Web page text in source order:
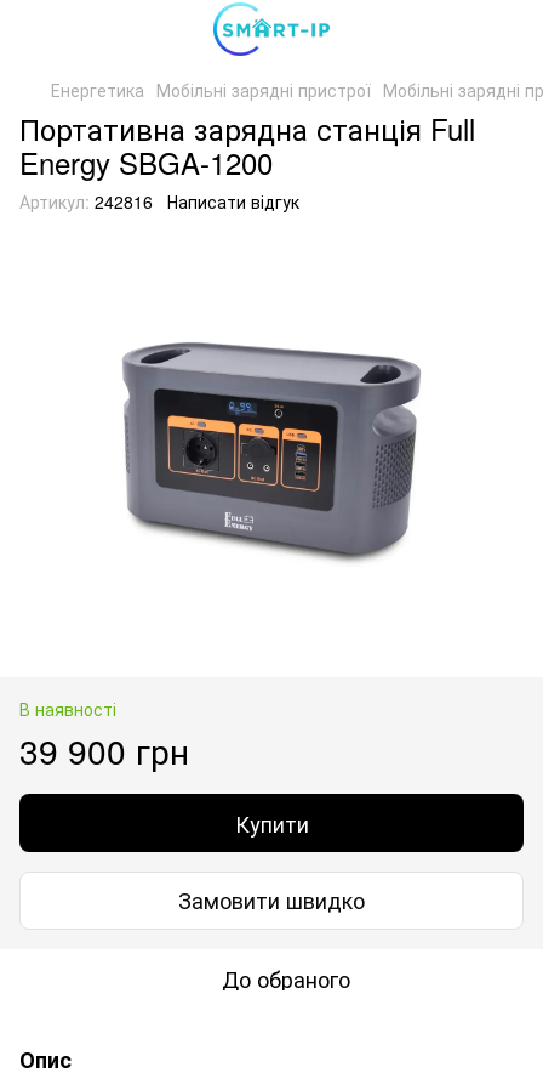
Енергетика Мобільні зарядні пристрої Мобільні зарядні
Портативна зарядна станція Full
Energy SBGA-1200
Артикул: 242816 Написати відгук
В наявності
39 900 грн
Купити
Замовити швидко
До обраного
Опис